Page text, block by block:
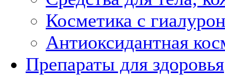
Косметика с
Антиоксидантная
Препараты для здоровья